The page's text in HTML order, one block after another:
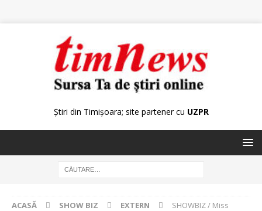
Știri din Timișoara; site partener cu UZPR
ACASĂ SHOW BIZ EXTERN
SHOWBIZ / Miss